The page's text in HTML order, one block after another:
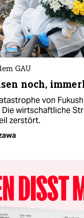
GAU
noch,
von
wirtschaftliche
zerstört.